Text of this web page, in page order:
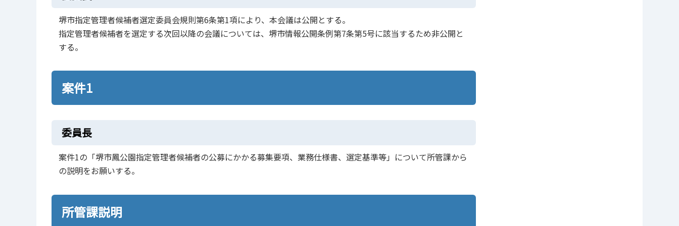
堺市指定管理者候補者選定委員会規則第6条第1項により、本会議は公開とする。
指定管理者候補者を選定する次回以降の会議については、堺市情報公開条例第7条第5号に該当するため非公開と
する。
案件1
委員長
案件1の「堺市鳳公園指定管理者候補者の公募にかかる募集要項、業務仕様書、選定基準等」について所管課から
の説明をお願いする。
所管課説明